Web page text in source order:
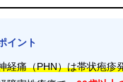
イント
経痛（PHN）は帯状疱疹